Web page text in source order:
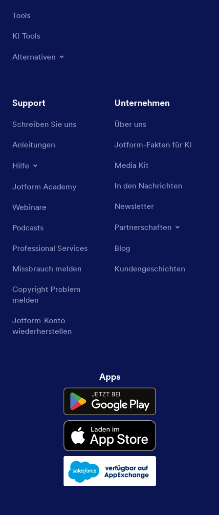
Tools
KI Tools
Alternativen
Support
Schreiben Sie uns
Anleitungen
Hilfe
Jotform Academy
Webinare
Podcasts
Professional Services
Missbrauch melden
Copyright Problem
melden
Jotform-Konto
wiederherstellen
Unternehmen
Über uns
Jotform-Fakten für KI
Media Kit
In den Nachrichten
Newsletter
Partnerschaften
Blog
Kundengeschichten
Apps